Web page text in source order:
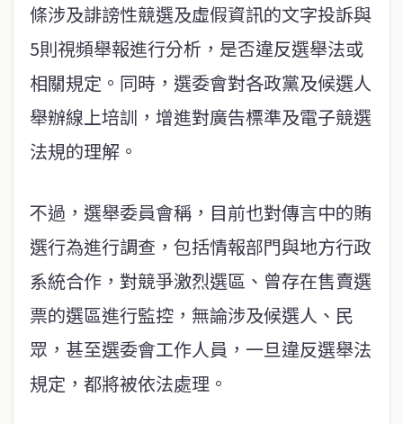
條涉及誹謗性競選及虛假資訊的文字投訴與
5則視頻舉報進行分析，是否違反選舉法或
相關規定。同時，選委會對各政黨及候選人
舉辦線上培訓，增進對廣告標準及電子競選
法規的理解。
不過，選舉委員會稱，目前也對傳言中的賄
選行為進行調查，包括情報部門與地方行政
系統合作，對競爭激烈選區、曾存在售賣選
票的選區進行監控，無論涉及候選人、民
眾，甚至選委會工作人員，一旦違反選舉法
規定，都將被依法處理。